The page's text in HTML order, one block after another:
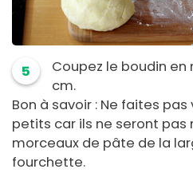
5
Coupez le boudin en
cm.
Bon à savoir : Ne faites
petits car ils ne seront pas
morceaux de pâte de la
fourchette.